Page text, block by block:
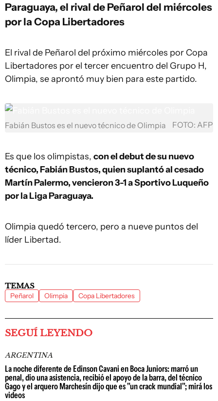
Paraguaya, el rival de Peñarol del miércoles
por la Copa Libertadores
El rival de Peñarol del próximo miércoles por Copa
Libertadores por el tercer encuentro del Grupo H,
Olimpia, se aprontó muy bien para este partido.
Fabián Bustos es el nuevo técnico de Olimpia FOTO: AFP
Es que los olimpistas, con el debut de su nuevo
técnico, Fabián Bustos, quien suplantó al cesado
Martín Palermo, vencieron 3-1 a Sportivo Luqueño
por la Liga Paraguaya.
Olimpia quedó tercero, pero a nueve puntos del
líder Libertad.
TEMAS
Peñarol Olimpia Copa Libertadores
SEGUÍ LEYENDO
ARGENTINA
La noche diferente de Edinson Cavani en Boca Juniors: marró un
penal, dio una asistencia, recibió el apoyo de la barra, del técnico
Gago y el arquero Marchesín dijo que es "un crack mundial"; mirá los
videos